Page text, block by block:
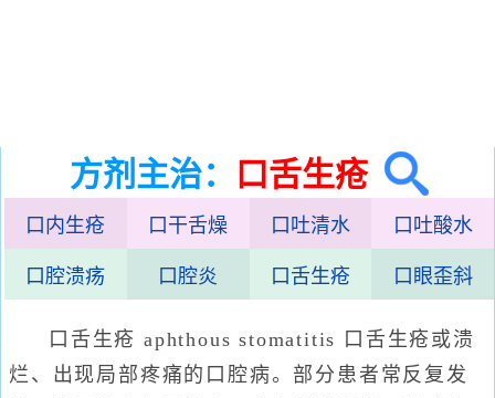
方剂主治： 口舌生疮
口内生疮 口干舌燥 口吐清水 口吐酸水
口腔溃疡 口腔炎 口舌生疮 口眼歪斜
口舌生疮 aphthous stomatitis 口舌生疮或溃
烂、出现局部疼痛的口腔病。部分患者常反复发